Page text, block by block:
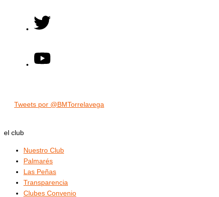
Tweets por @BMTorrelavega
el club
Nuestro Club
Palmarés
Las Peñas
Transparencia
Clubes Convenio